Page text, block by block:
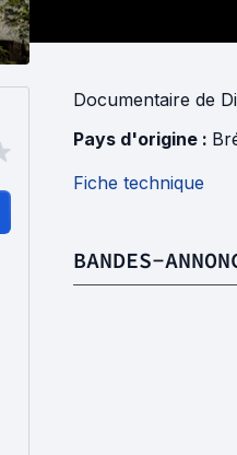
Documentaire de
Pays d'origine :
Fiche technique
BANDES-